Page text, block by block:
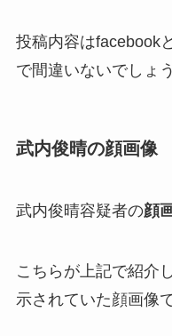
投稿内容はfacebook
で間違いないでしょう
武内俊晴の顔画像
武内俊晴容疑者の顔
こちらが上記で紹介
示されていた顔画像で